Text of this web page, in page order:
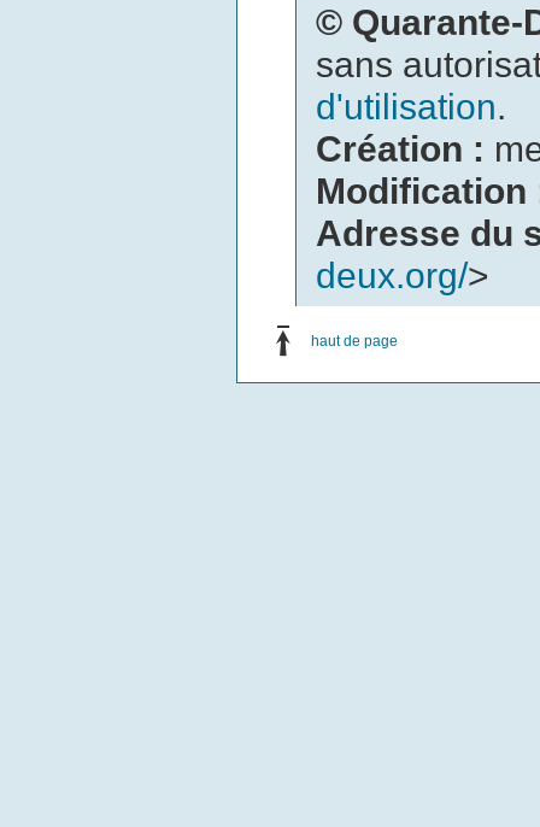
© Quarante-
sans
d'utilisation.
Création :
Adresse du
deux.org/>
haut de page